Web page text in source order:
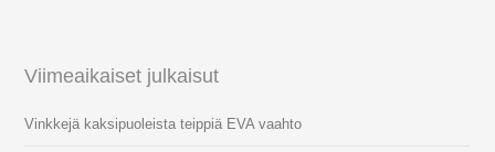
Viimeaikaiset julkaisut
Vinkkejä kaksipuoleista teippiä EVA vaahto